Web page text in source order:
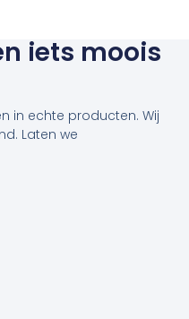
iets moois
in echte producten. Wij
Laten we